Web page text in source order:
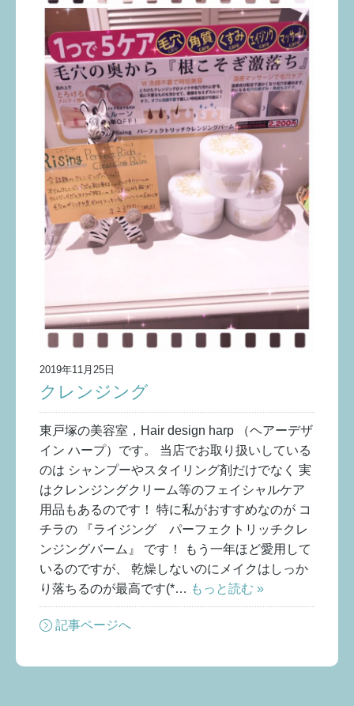
2019年11月25日
クレンジング
東戸塚の美容室，Hair design harp （ヘアーデザ
イン ハープ）です。 当店でお取り扱いしている
のは シャンプーやスタイリング剤だけでなく 実
はクレンジングクリーム等のフェイシャルケア
用品もあるのです！ 特に私がおすすめなのが コ
チラの 『ライジング パーフェクトリッチクレ
ンジングバーム』 です！ もう一年ほど愛用して
いるのですが、 乾燥しないのにメイクはしっか
り落ちるのが最高です(*… もっと読む »
記事ページへ